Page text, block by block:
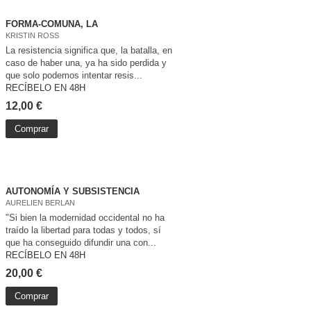
FORMA-COMUNA, LA
KRISTIN ROSS
La resistencia significa que, la batalla, en
caso de haber una, ya ha sido perdida y
que solo podemos intentar resis...
RECÍBELO EN 48H
12,00 €
Comprar
AUTONOMÍA Y SUBSISTENCIA
AURELIEN BERLAN
"Si bien la modernidad occidental no ha
traído la libertad para todas y todos, sí
que ha conseguido difundir una con...
RECÍBELO EN 48H
20,00 €
Comprar